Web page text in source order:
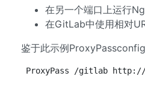
在另一个端口上运行
在GitLab中使用相对
鉴于此示例
ProxyPass /gitlab